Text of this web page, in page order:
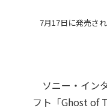
7月17日に発売さ
ソニー・イン
フト「Ghost of